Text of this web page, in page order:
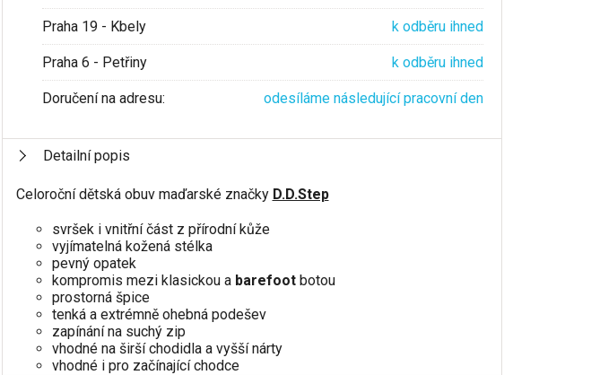
Praha 19 - Kbely k odběru ihned
Praha 6 - Petřiny k odběru ihned
Doručení na adresu: odesíláme následující pracovní den
Detailní popis
Celoroční dětská obuv maďarské značky D.D.Step
svršek i vnitřní část z přírodní kůže
vyjímatelná kožená stélka
pevný opatek
kompromis mezi klasickou a barefoot botou
prostorná špice
tenká a extrémně ohebná podešev
zapínání na suchý zip
vhodné na širší chodidla a vyšší nárty
vhodné i pro začínající chodce